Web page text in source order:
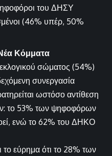
του ΔΗΣΥ
(46% υπέρ, 50%
Κόμματα
σώματος (54%)
συνεργασία
ωστόσο αντίθεση
το 53% των ψηφοφόρων
ενώ το 62% του ΔΗΚΟ
το εύρημα ότι το 28% των